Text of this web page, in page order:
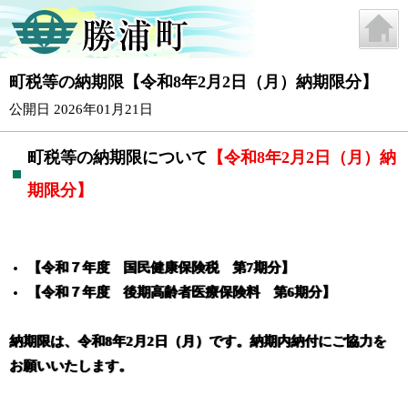
町税等の納期限【令和8年2月2日（月）納期限分】
公開日 2026年01月21日
町税等の納期限について 【令和8年2月2 日（月）納
期限分】
【令和７年度 国民健康保険税 第7期分】
【令和７年度 後期高齢者医療保険料 第6期分】
納期限は、令和8年2月2日（月）です。納期内納付にご協力を
お願いいたします。